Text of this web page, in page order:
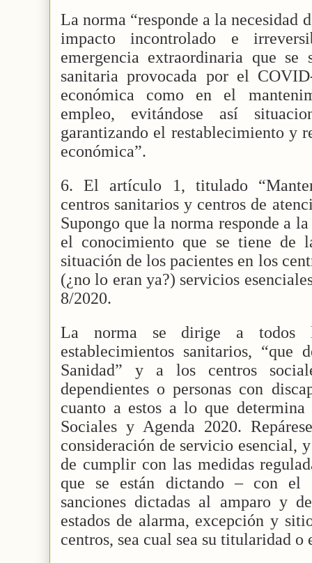
La norma “responde a la necesidad
impacto incontrolado e
emergencia extraordinaria que
sanitaria provocada por el
económica como en el
empleo, evitándose así
garantizando el restablecimiento y
económica”.
6. El artículo 1, titulado
centros sanitarios y centros de
Supongo que la norma responde a
el conocimiento que se tiene de
situación de los pacientes en los
(¿no lo eran ya?) servicios
8/2020.
La norma se dirige a todos
establecimientos sanitarios, “que
Sanidad” y a los centros
dependientes o personas con
cuanto a estos a lo que
Sociales y Agenda 2020.
consideración de servicio esencial,
de cumplir con las medidas
que se están dictando – con el
sanciones dictadas al amparo y
estados de alarma, excepción y
centros, sea cual sea su titularidad